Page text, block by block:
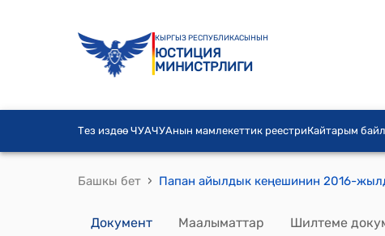
КЫРГЫЗ РЕСПУБЛИКАСЫНЫН
ЮСТИЦИЯ
МИНИСТРЛИГИ
Тез издөө ЧУАЧУАнын мамлекеттик реестриКайтарым
Башкы бет ›
Документ Маалыматтар Шилтеме